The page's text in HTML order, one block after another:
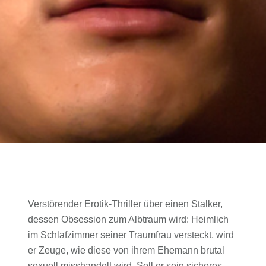
Verstörender Erotik-Thriller über einen Stalker,
dessen Obsession zum Albtraum wird: Heimlich
im Schlafzimmer seiner Traumfrau versteckt, wird
er Zeuge, wie diese von ihrem Ehemann brutal